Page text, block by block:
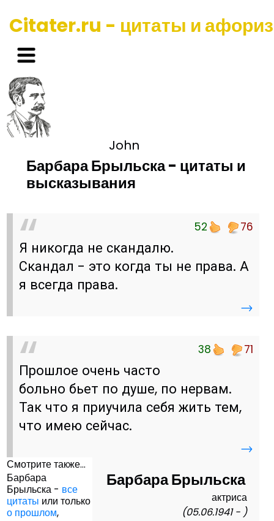
Citater.ru - цитаты и
John
Барбара Брыльска - цитаты и
высказывания
52 76
Я никогда не скандалю.
Скандал - это когда ты не права. А
я всегда права.
→
38 71
Прошлое очень часто
больно бьет по душе, по нервам.
Так что я приучила себя жить тем,
что имею сейчас.
→
Барбара Брыльска
актриса
(05.06.1941 - )
Смотрите также...
Барбара
Брыльска - все
цитаты или только
о прошлом,